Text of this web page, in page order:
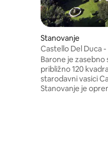
Stanovanje
Castello Del Duca
Barone je
približno 120
starodavni vasici
Stanovanje je